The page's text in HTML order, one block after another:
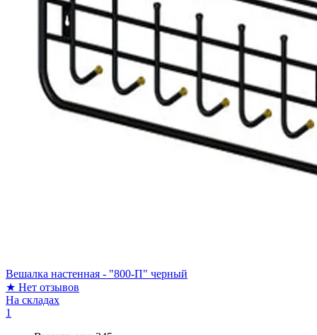
Вешалка настенная - "800-П" черный
★ Нет отзывов
На складах
1